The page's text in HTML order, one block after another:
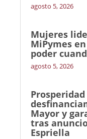
agosto 5, 2026
Mujeres
MiPymes
poder
agosto 5, 2026
Mayor y
tras
Espriella